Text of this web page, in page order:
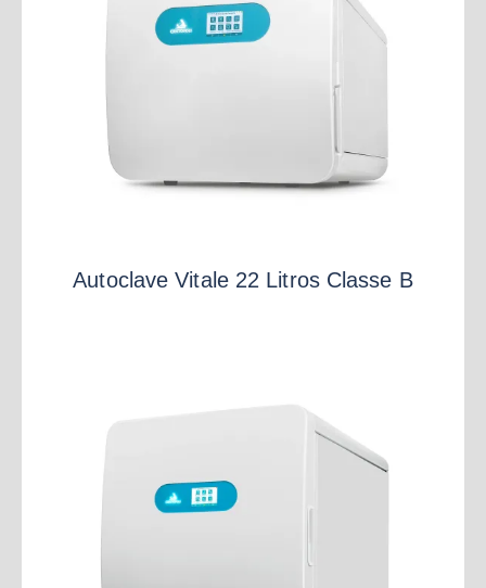
Autoclave Vitale 22 Litros Classe B